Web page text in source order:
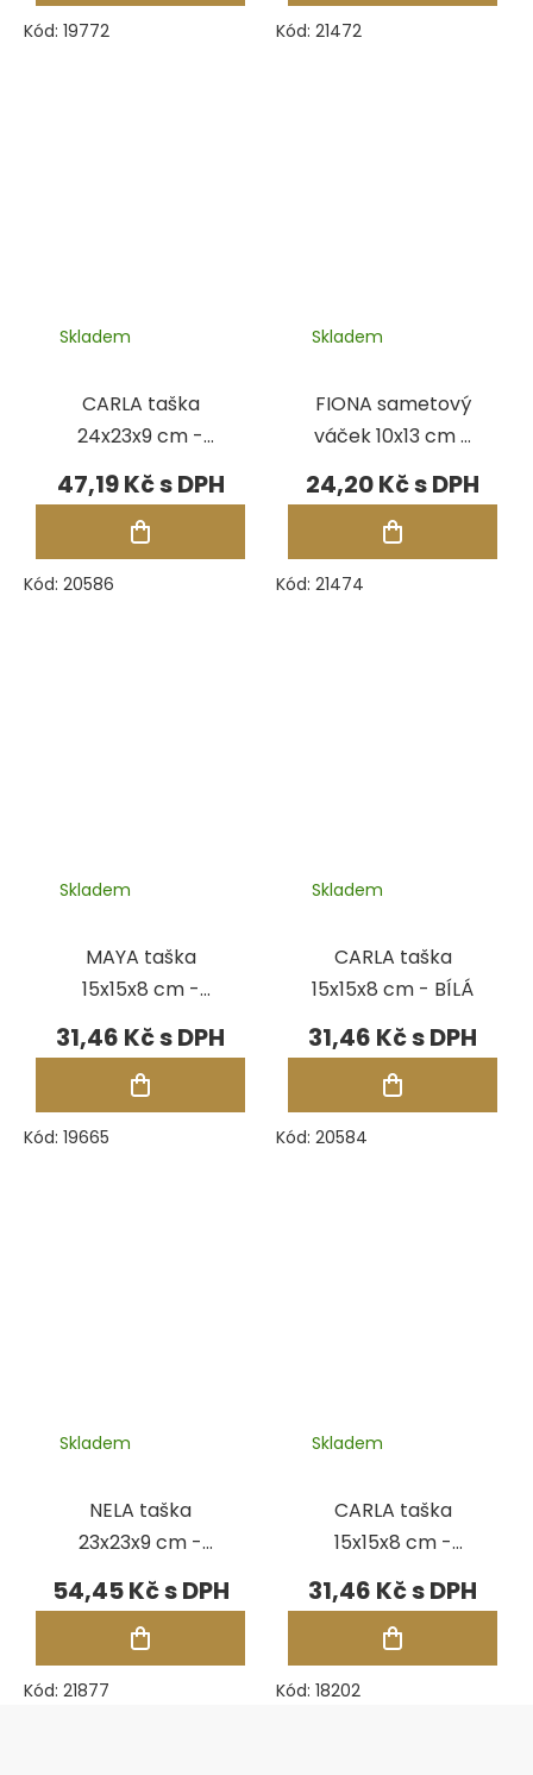
Kód: 19772 Kód: 21472
CARLA taška
24x23x9 cm -
ČERNÁ/VÁNOCE
Skladem
47,19 Kč
Kód: 20586
FIONA sametový
váček 10x13 cm -
BURGUNDY
Skladem
24,20 Kč
Kód: 21474
MAYA taška
15x15x8 cm -
BORDÓ/SRDCE
Skladem
31,46 Kč
Kód: 19665
CARLA taška
15x15x8 cm - BÍLÁ
Skladem
31,46 Kč
Kód: 20584
NELA taška
23x23x9 cm -
PÍSKOVÁ
Skladem
54,45 Kč
Kód: 21877
CARLA taška
15x15x8 cm -
ŠEDÁ
Skladem
31,46 Kč
Kód: 18202